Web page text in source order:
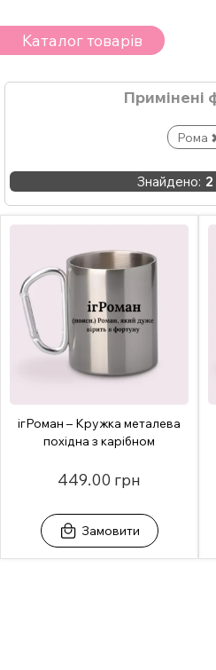
Каталог товарів
Примінені
Рома
Знайдено: 2
ігРоман – Кружка металева
похідна з карібном
449.00 грн
Замовити